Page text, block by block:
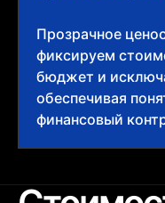
Прозрачное
фиксируем
бюджет и
обеспечивая
финансовый